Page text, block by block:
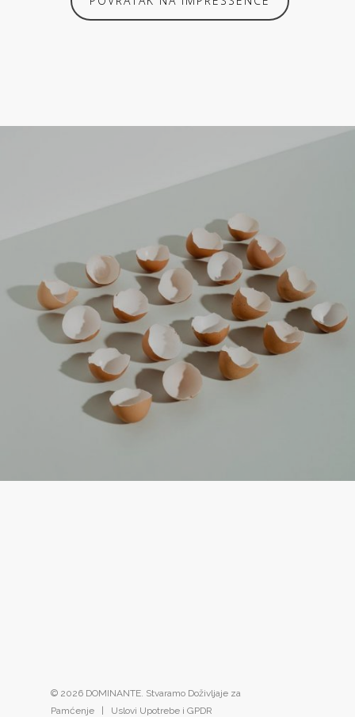
© 2026 DOMINANTE. Stvaramo Doživljaje za
Pamćenje | Uslovi Upotrebe i GPDR